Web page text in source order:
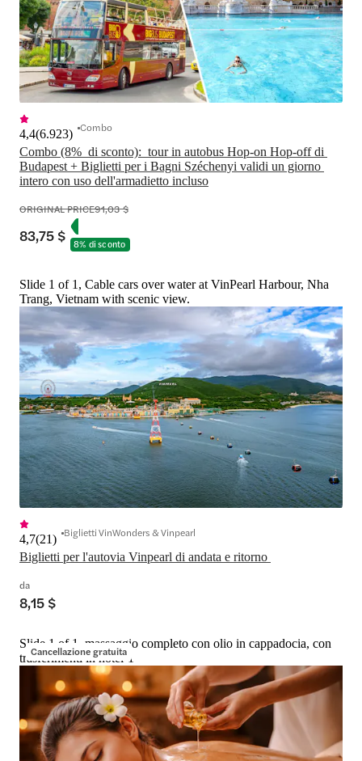
Combo (8%  di sconto):  tour in autobus Hop-on Hop-off di
Budapest + Biglietti per i Bagni Széchenyi validi un giorno
intero con uso dell'armadietto incluso
4,4(6.923) Combo
ORIGINAL PRICE91,03 $
83,75 $ 8% di sconto
Slide 1 of 1, Cable cars over water at VinPearl Harbour, Nha
Trang, Vietnam with scenic view.
4,7(21) Biglietti VinWonders & Vinpearl
da
8,15 $
Cancellazione gratuita
Slide 1 of 1, massaggio completo con olio in cappadocia, con
trasferimenti in hotel-1